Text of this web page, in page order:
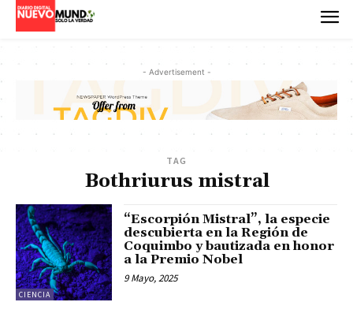
- Advertisement -
TAG
Bothriurus mistral
CIENCIA
“Escorpión Mistral”, la especie
descubierta en la Región de
Coquimbo y bautizada en honor
a la Premio Nobel
9 Mayo, 2025